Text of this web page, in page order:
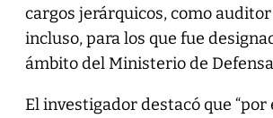
cargos jerárquicos, como
incluso, para los que fue
ámbito del Ministerio de Defensa
El investigador destacó que